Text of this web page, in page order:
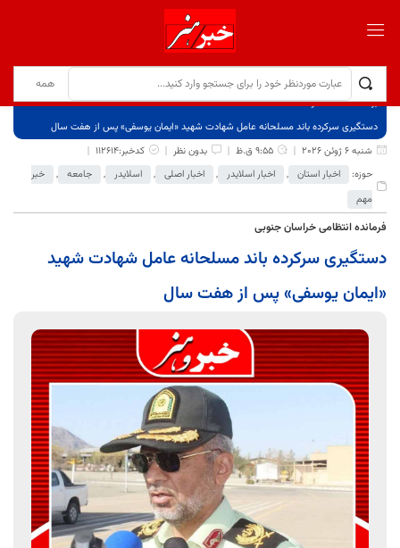
برگ نخست
نوشته‌ها
دستگیری سرکرده باند مسلحانه عامل شهادت شهید «ایمان یوسفی» پس از هفت سال
شنبه 6 ژوئن 2026
9:55 ق.ظ بدون نظر
کدخبر:112614
حوزه:
اخبار استان , اخبار اسلایدر , اخبار اصلی , اسلایدر , جامعه ,
خبر
مهم
فرمانده انتظامی خراسان جنوبی
دستگیری سرکرده باند مسلحانه عامل شهادت شهید
«ایمان یوسفی» پس از هفت سال